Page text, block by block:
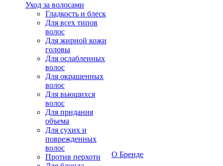
Уход за волосами
Гладкость и блеск
Для всех типов
волос
Для жирной кожи
головы
Для ослабленных
волос
Для окрашенных
волос
Для вьющихся
волос
Для придания
объема
Для сухих и
поврежденных
волос
Против перхоти
О Бренде